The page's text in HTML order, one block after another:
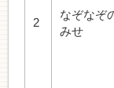
2
なぞなぞ
みせ